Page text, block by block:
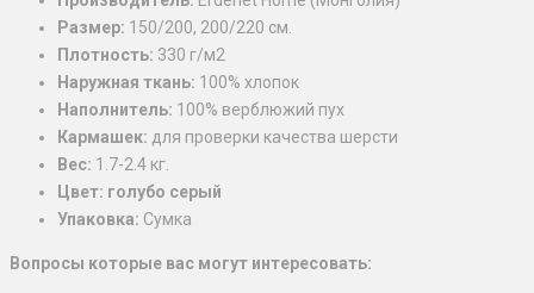
13,000₽
Размер: 150/200, 200/220 см.
Плотность: 330 г/м2
Наружная ткань: 100% хлопок
Наполнитель: 100% верблюжий пух
Кармашек: для проверки качества шерсти
Вес: 1.7-2.4 кг.
Цвет: голубо серый
Упаковка: Сумка
Вопросы которые вас могут интересовать: